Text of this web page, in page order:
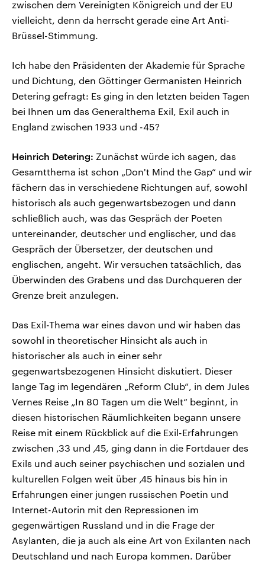
zwischen dem Vereinigten Königreich und der EU
vielleicht, denn da herrscht gerade eine Art Anti-
Brüssel-Stimmung.
Ich habe den Präsidenten der Akademie für Sprache
und Dichtung, den Göttinger Germanisten Heinrich
Detering gefragt: Es ging in den letzten beiden Tagen
bei Ihnen um das Generalthema Exil, Exil auch in
England zwischen 1933 und -45?
Heinrich Detering: Zunächst würde ich sagen, das
Gesamtthema ist schon „Don't Mind the Gap“ und wir
fächern das in verschiedene Richtungen auf, sowohl
historisch als auch gegenwartsbezogen und dann
schließlich auch, was das Gespräch der Poeten
untereinander, deutscher und englischer, und das
Gespräch der Übersetzer, der deutschen und
englischen, angeht. Wir versuchen tatsächlich, das
Überwinden des Grabens und das Durchqueren der
Grenze breit anzulegen.
Das Exil-Thema war eines davon und wir haben das
sowohl in theoretischer Hinsicht als auch in
historischer als auch in einer sehr
gegenwartsbezogenen Hinsicht diskutiert. Dieser
lange Tag im legendären „Reform Club“, in dem Jules
Vernes Reise „In 80 Tagen um die Welt“ beginnt, in
diesen historischen Räumlichkeiten begann unsere
Reise mit einem Rückblick auf die Exil-Erfahrungen
zwischen ‚33 und ‚45, ging dann in die Fortdauer des
Exils und auch seiner psychischen und sozialen und
kulturellen Folgen weit über ‚45 hinaus bis hin in
Erfahrungen einer jungen russischen Poetin und
Internet-Autorin mit den Repressionen im
gegenwärtigen Russland und in die Frage der
Asylanten, die ja auch als eine Art von Exilanten nach
Deutschland und nach Europa kommen. Darüber